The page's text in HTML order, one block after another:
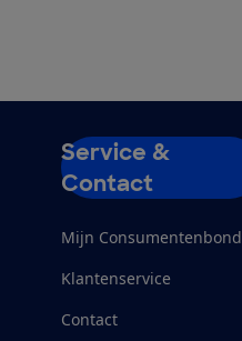
Service &
Contact
Mijn Consumentenbond
Klantenservice
Contact